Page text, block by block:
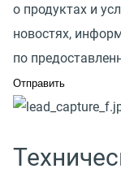
о продуктах и
новостях,
по